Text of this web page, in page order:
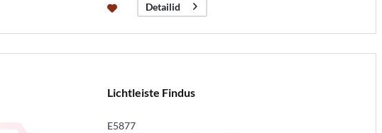
Detailid
Lichtleiste Findus
E5877